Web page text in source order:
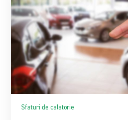
Sfaturi de calatorie